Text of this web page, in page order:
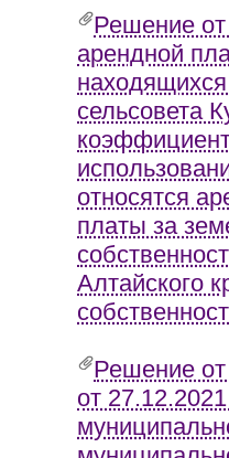
Решение
арендной
сельсовета
относятся
платы за
Алтайского
Решение
от